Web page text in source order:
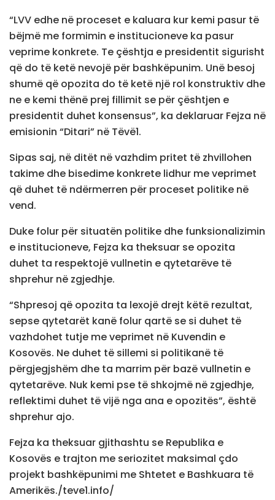
“LVV edhe në proceset e kaluara kur kemi pasur të
bëjmë me formimin e institucioneve ka pasur
veprime konkrete. Te çështja e presidentit sigurisht
që do të ketë nevojë për bashkëpunim. Unë besoj
shumë që opozita do të ketë një rol konstruktiv dhe
ne e kemi thënë prej fillimit se për çështjen e
presidentit duhet konsensus”, ka deklaruar Fejza në
emisionin “Ditari” në Tëvë1.
Sipas saj, në ditët në vazhdim pritet të zhvillohen
takime dhe bisedime konkrete lidhur me veprimet
që duhet të ndërmerren për proceset politike në
vend.
Duke folur për situatën politike dhe funksionalizimin
e institucioneve, Fejza ka theksuar se opozita
duhet ta respektojë vullnetin e qytetarëve të
shprehur në zgjedhje.
“Shpresoj që opozita ta lexojë drejt këtë rezultat,
sepse qytetarët kanë folur qartë se si duhet të
vazhdohet tutje me veprimet në Kuvendin e
Kosovës. Ne duhet të sillemi si politikanë të
përgjegjshëm dhe ta marrim për bazë vullnetin e
qytetarëve. Nuk kemi pse të shkojmë në zgjedhje,
reflektimi duhet të vijë nga ana e opozitës”, është
shprehur ajo.
Fejza ka theksuar gjithashtu se Republika e
Kosovës e trajton me seriozitet maksimal çdo
projekt bashkëpunimi me Shtetet e Bashkuara të
Amerikës./teve1.info/